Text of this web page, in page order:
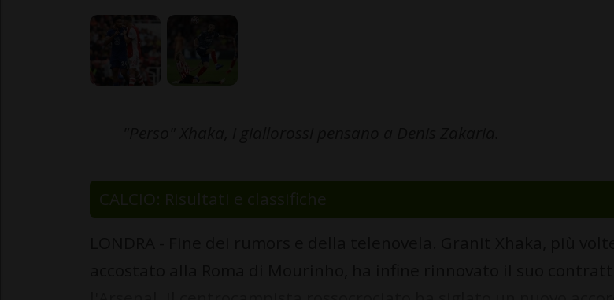
CALCIO: Risultati e classifiche